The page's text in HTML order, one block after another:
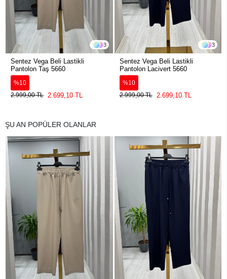
3
Sentez Vega Beli Lastikli
Pantolon Taş 5660
%10
2.999,00 TL
2.699,10 TL
3
Sentez Vega Beli Lastikli
Pantolon Lacivert 5660
%10
2.999,00 TL
2.699,10 TL
ŞU AN POPÜLER OLANLAR